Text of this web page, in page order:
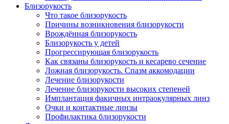
Близорукость
Что такое близорукость
Причины возникновения близорукости
Врождённая близорукость
Близорукость у детей
Прогрессирующая близорукость
Как связаны близорукость и кесарево сечение
Ложная близорукость. Спазм аккомодации
Лечение близорукости
Лечение близорукости высоких степеней
Имплантация факичных интраокулярных линз
Очки и контактные линзы
Профилактика близорукости